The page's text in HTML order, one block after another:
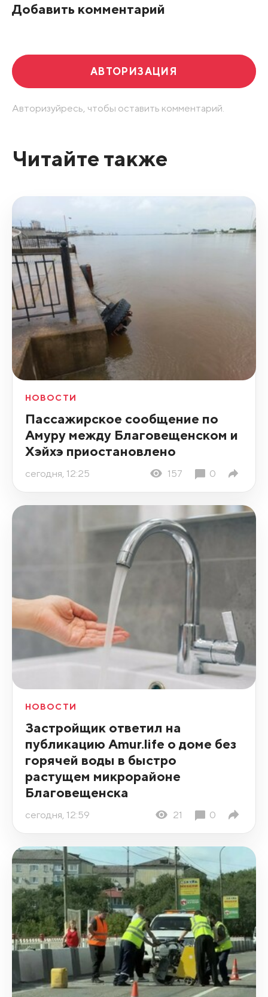
Добавить комментарий
АВТОРИЗАЦИЯ
Авторизуйресь, чтобы оставить комментарий.
Читайте также
НОВОСТИ
Пассажирское сообщение по
Амуру между Благовещенском и
Хэйхэ приостановлено
сегодня, 12:25 157 0
НОВОСТИ
Застройщик ответил на
публикацию Amur.life о доме без
горячей воды в быстро
растущем микрорайоне
Благовещенска
сегодня, 12:59 21 0